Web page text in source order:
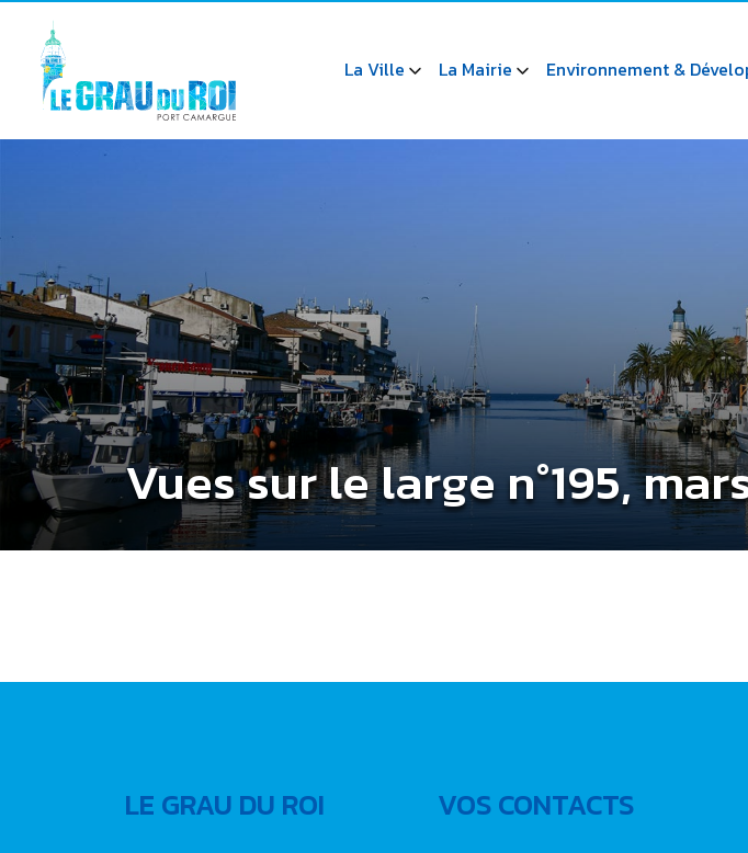
La Ville La Mairie Environnement &
Vues sur le large n°195,
LE GRAU DU ROI VOS CONTACTS